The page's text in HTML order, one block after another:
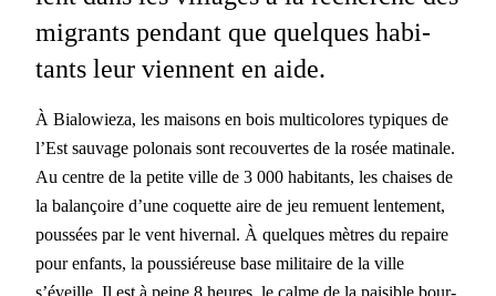
migrants pen­dant que quelques habi­
tants leur vien­nent en aide.
À Bialowieza, les maisons en bois mul­ti­col­ores typ­iques de
l’Est sauvage polon­ais sont recou­vertes de la rosée mati­nale.
Au cen­tre de la petite ville de 3 000 habi­tants, les chais­es de
la bal­ançoire d’une coquette aire de jeu remuent lente­ment,
poussées par le vent hiver­nal. À quelques mètres du repaire
pour enfants, la pous­siéreuse base mil­i­taire de la ville